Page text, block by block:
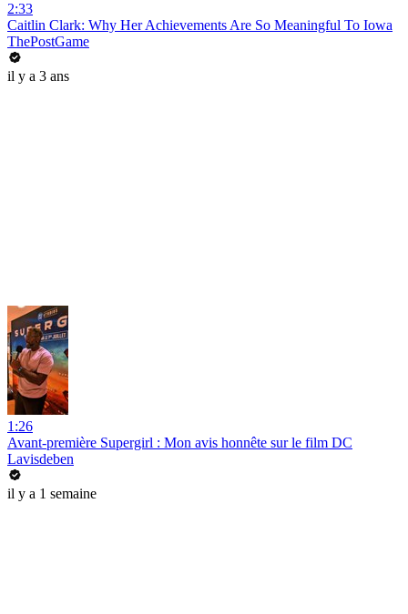
2:33
Caitlin Clark: Why Her Achievements Are So Meaningful To Iowa
ThePostGame
il y a 3 ans
1:26
Avant-première Supergirl : Mon avis honnête sur le film DC
Lavisdeben
il y a 1 semaine